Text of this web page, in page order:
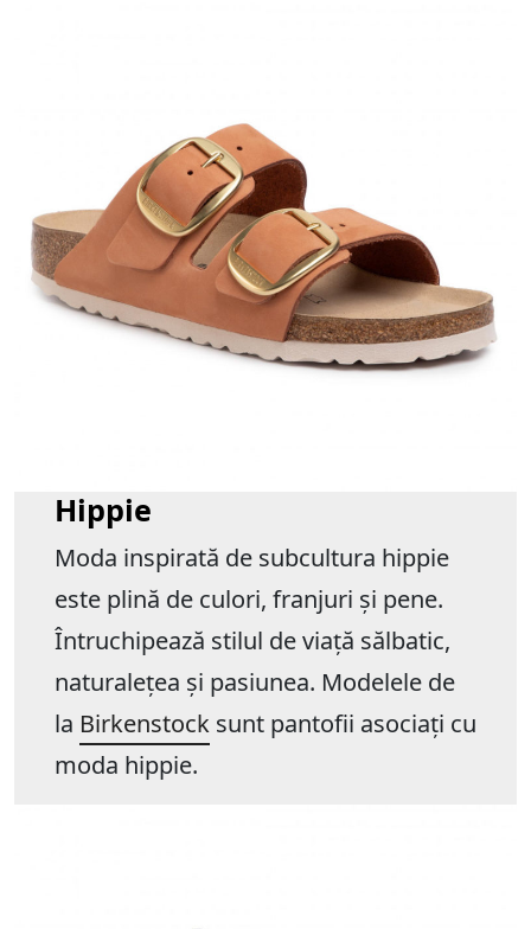
Hippie
Moda inspirată de subcultura hippie
este plină de culori, franjuri și pene.
Întruchipează stilul de viață sălbatic,
naturalețea și pasiunea. Modelele de
la Birkenstocksunt pantofii asociați cu
moda hippie.